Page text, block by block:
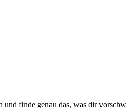
finde genau das, was dir